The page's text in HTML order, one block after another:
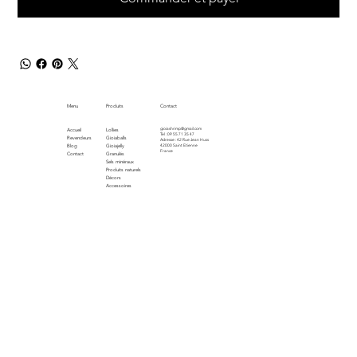
Menu
Accueil
Revendeurs
Blog
Contact
Produits
Lollies
Gioiaballs
Gioiajelly
Granulés
Sels minéraux
Produits naturels
Décors
Accessoires
gioiashrimp@gmail.com
Tel : 09 55 71 35 47
Adresse : 42 Rue Jean Huss
42000 Saint Etienne
France
Contact